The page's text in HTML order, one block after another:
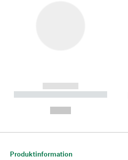
------------
----------- ----------- --------
Produktinformation